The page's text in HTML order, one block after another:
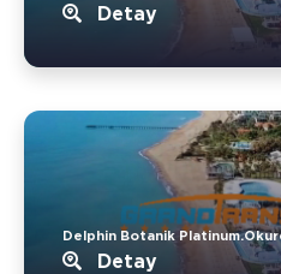
Detay
Delphin Botanik
Detay